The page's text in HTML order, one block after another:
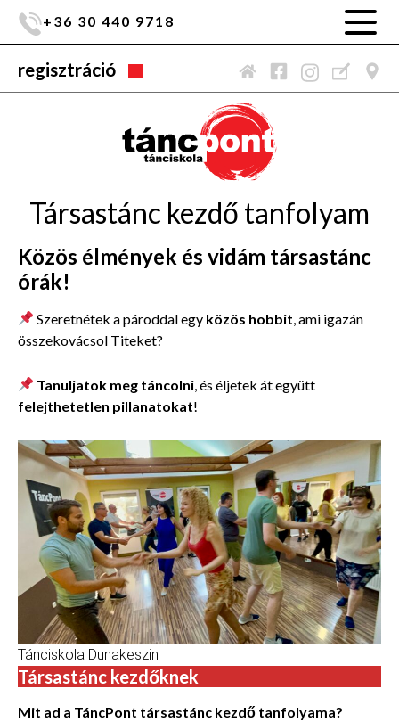
+36 30 440 9718
regisztráció
Társastánc kezdő tanfolyam
Közös élmények és vidám társastánc
órák!
Szeretnétek a pároddal egy közös hobbit, ami igazán
összekovácsol Titeket?
Tanuljatok meg táncolni, és éljetek át együtt
felejthetetlen pillanatokat!
Tánciskola Dunakeszin
Társastánc kezdőknek
Mit ad a TáncPont társastánc kezdő tanfolyama?